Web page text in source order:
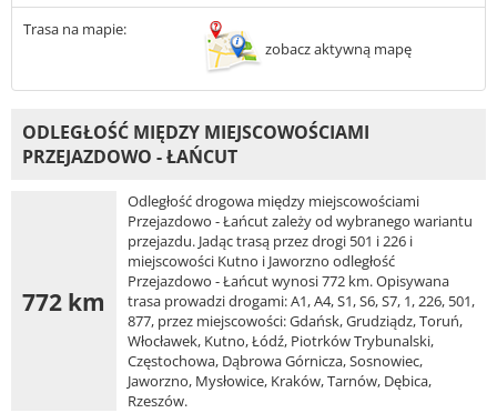
Trasa na mapie:
zobacz aktywną mapę
ODLEGŁOŚĆ MIĘDZY MIEJSCOWOŚCIAMI
PRZEJAZDOWO - ŁAŃCUT
772 km
Odległość drogowa między miejscowościami
Przejazdowo - Łańcut zależy od wybranego wariantu
przejazdu. Jadąc trasą przez drogi 501 i 226 i
miejscowości Kutno i Jaworzno odległość
Przejazdowo - Łańcut wynosi 772 km. Opisywana
trasa prowadzi drogami: A1, A4, S1, S6, S7, 1, 226, 501,
877, przez miejscowości: Gdańsk, Grudziądz, Toruń,
Włocławek, Kutno, Łódź, Piotrków Trybunalski,
Częstochowa, Dąbrowa Górnicza, Sosnowiec,
Jaworzno, Mysłowice, Kraków, Tarnów, Dębica,
Rzeszów.